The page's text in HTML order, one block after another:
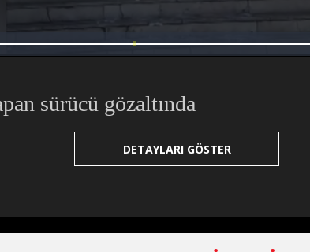
Yüklendi:
0%
Yükleniyor:
0%
sürücü gözaltında
DETAYLARI GÖSTER